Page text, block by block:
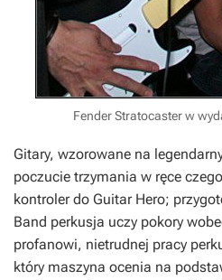
Fender Stratocaster w
Gitary, wzorowane na
poczucie trzymania w ręce
kontroler do Guitar Hero;
Band perkusja uczy pokory
profanowi, nietrudnej pracy
który maszyna ocenia na